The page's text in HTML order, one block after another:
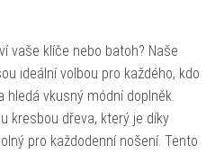
Kč.
vaše klíče nebo batoh? Naše
ideální volbou pro každého, kdo
vkusný módní doplněk.
kresbou dřeva, který je díky
pro každodenní nošení. Tento